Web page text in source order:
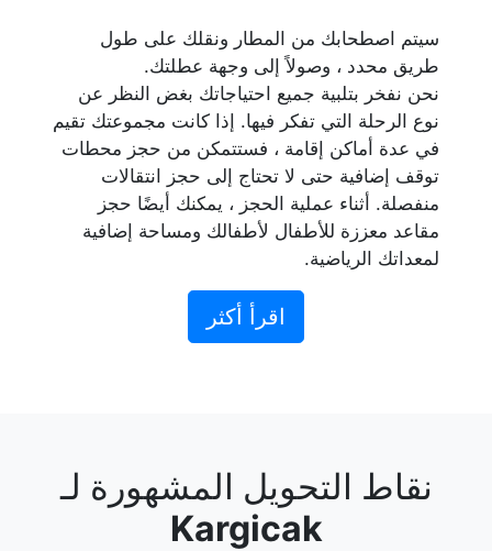
سيتم اصطحابك من المطار ونقلك على طول
طريق محدد ، وصولاً إلى وجهة عطلتك.
نحن نفخر بتلبية جميع احتياجاتك بغض النظر عن
نوع الرحلة التي تفكر فيها. إذا كانت مجموعتك تقيم
في عدة أماكن إقامة ، فستتمكن من حجز محطات
توقف إضافية حتى لا تحتاج إلى حجز انتقالات
منفصلة. أثناء عملية الحجز ، يمكنك أيضًا حجز
مقاعد معززة للأطفال لأطفالك ومساحة إضافية
لمعداتك الرياضية.
اقرأ أكثر
نقاط التحويل المشهورة لـ
Kargicak